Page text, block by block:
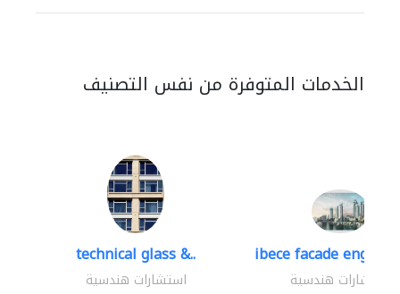
الخدمات المتوفرة من نفس التصنيف
technical glass &..
استشارات هندسية
ibece facade
استشارات هندسية